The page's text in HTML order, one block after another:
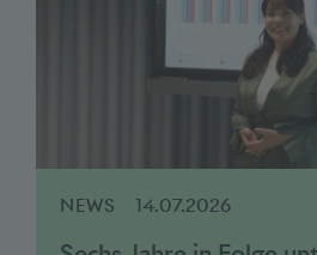
NEWS 14.07.2026